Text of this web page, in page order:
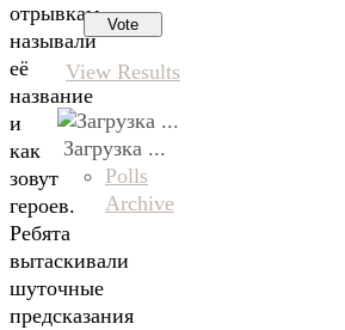
отрывкам
называли
её
название
и
как
зовут
героев.
Ребята
вытаскивали
шуточные
предсказания
View Results
Загрузка ...
Polls
Archive